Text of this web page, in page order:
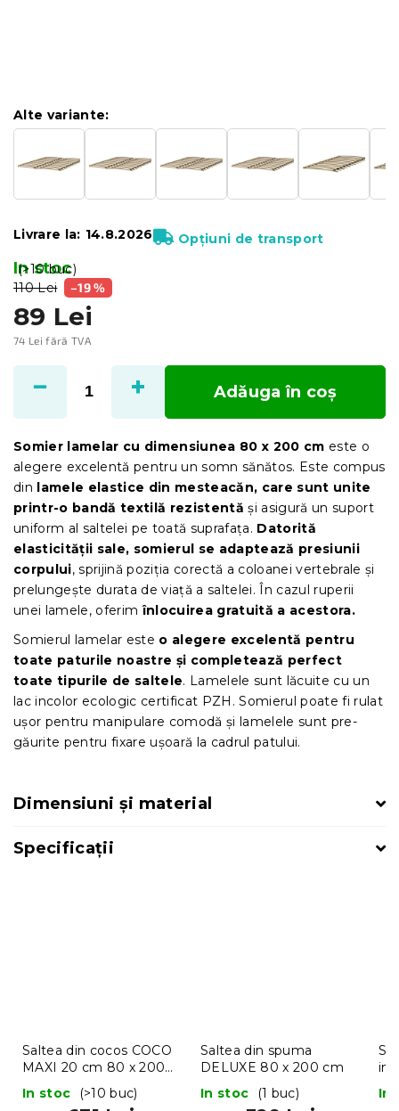
110 Lei –19 %
89 Lei
74 Lei fără TVA
preţ:
In stoc
(>10 buc)
Alte variante:
Livrare la: 14.8.2026 Opțiuni de transport
Adăuga în coş
Somier lamelar cu dimensiunea 80 x 200 cm este o
alegere excelentă pentru un somn sănătos. Este compus
din lamele elastice din mesteacăn, care sunt unite
printr-o bandă textilă rezistentă și asigură un suport
uniform al saltelei pe toată suprafața. Datorită
elasticității sale, somierul se adaptează presiunii
corpului, sprijină poziția corectă a coloanei vertebrale și
prelungește durata de viață a saltelei. În cazul ruperii
unei lamele, oferim înlocuirea gratuită a acestora.
Somierul lamelar este o alegere excelentă pentru
toate paturile noastre și completează perfect
toate tipurile de saltele. Lamelele sunt lăcuite cu un
lac incolor ecologic certificat PZH. Somierul poate fi rulat
ușor pentru manipulare comodă și lamelele sunt pre-
găurite pentru fixare ușoară la cadrul patului.
Dimensiuni și material
Specificații
Saltea din cocos COCO
MAXI 20 cm 80 x 200
In stoc (>10 buc)
Saltea din spuma
DELUXE 80 x 200 cm
In stoc
(1 buc) In